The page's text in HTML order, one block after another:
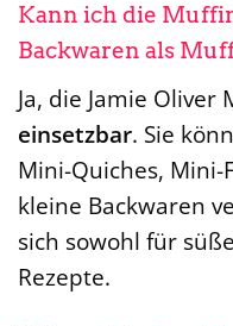
Kann ich die
Backwaren als
Ja, die Jamie
einsetzbar. Sie
Mini-Quiches,
kleine Backwaren
sich sowohl für
Rezepte.